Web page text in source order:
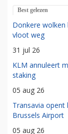
Best gelezen
Donkere wolken
vloot weg
31 jul 26
KLM annuleert
staking
05 aug 26
Transavia
Brussels Airport
05 aug 26